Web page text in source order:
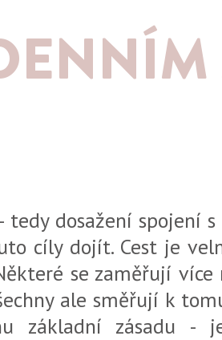
dosažení spojení
cíly dojít. Cest je
se zaměřují více
ale směřují k
základní zásadu -